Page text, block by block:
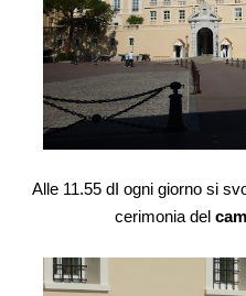
Alle 11.55 dI ogni giorno si
cerimonia del